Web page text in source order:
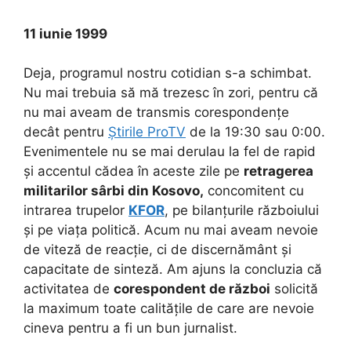
11 iunie 1999
Deja, programul nostru cotidian s-a schimbat.
Nu mai trebuia să mă trezesc în zori, pentru că
nu mai aveam de transmis corespondențe
decât pentru Știrile ProTV de la 19:30 sau 0:00.
Evenimentele nu se mai derulau la fel de rapid
și accentul cădea în aceste zile pe retragerea
militarilor sârbi din Kosovo, concomitent cu
intrarea trupelor KFOR, pe bilanțurile războiului
și pe viața politică. Acum nu mai aveam nevoie
de viteză de reacție, ci de discernământ și
capacitate de sinteză. Am ajuns la concluzia că
activitatea de corespondent de război solicită
la maximum toate calitățile de care are nevoie
cineva pentru a fi un bun jurnalist.